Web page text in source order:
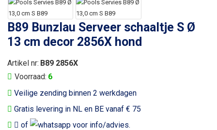
B89 Bunzlau Serveer schaaltje S Ø
13 cm decor 2856X hond
Veilige zending binnen 2 werkdagen
Gratis levering in NL en BE vanaf € 75
of
voor info/advies.
Voorraad: 6
Artikel nr: B89 2856X